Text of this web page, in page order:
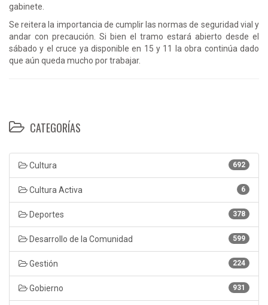
gabinete.
Se reitera la importancia de cumplir las normas de seguridad vial y
andar con precaución. Si bien el tramo estará abierto desde el
sábado y el cruce ya disponible en 15 y 11 la obra continúa dado
que aún queda mucho por trabajar.
CATEGORÍAS
692
Cultura
6
Cultura Activa
378
Deportes
599
Desarrollo de la Comunidad
224
Gestión
931
Gobierno